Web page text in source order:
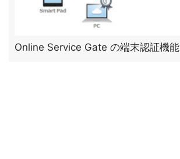
Online Service Gate の端末認証機能